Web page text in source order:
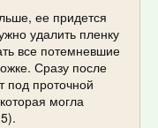
ее придется
удалить пленку
все потемневшие
Сразу после
под проточной
могла